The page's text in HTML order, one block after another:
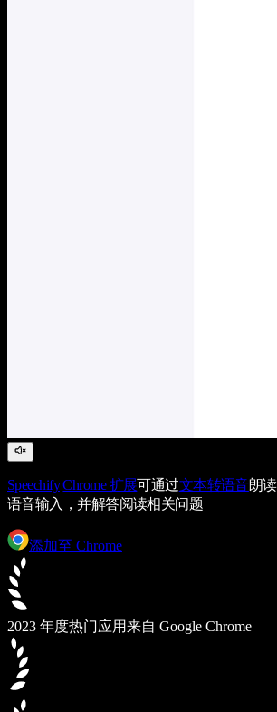
Speechify Chrome 扩展可通过文本转语音朗
语音输入，并解答阅读相关问题
添加至 Chrome
2023 年度热门应用来自 Google Chrome